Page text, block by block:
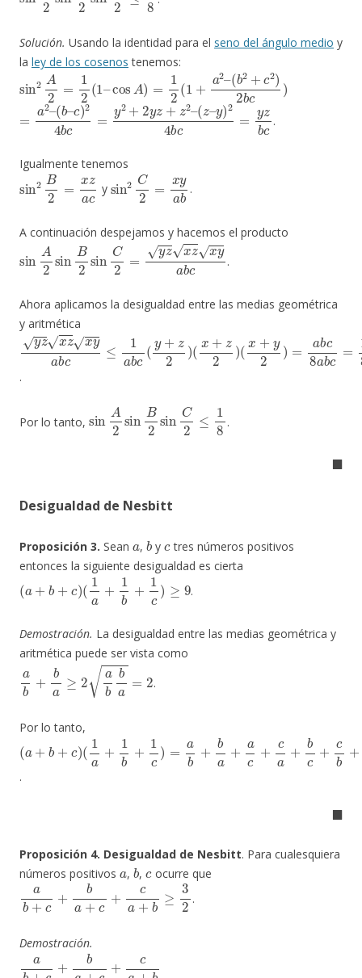
Solución. Usando la identidad para el seno del ángulo medio y
la ley de los cosenos tenemos:
sin2 A2 2 1 )= 1 + b2+c2)2bc
2–(b–c)2 =y2+2yz +z2–(z–
24bc=yzb
.
Igualmente tenemos
sin2 B2 zac
y
sin2 C2 yab
.
A continuación despejamos y hacemos el producto
A2 B2 C2 xzxyabc
.
Ahora aplicamos la desigualdad entre las medias geométrica
y aritmética
yzxzxyabc≤1 y+ z2)
x+z2)
x+y2)=abc8a 1
.
Por lo tanto,
sin A2 sin B2 sin C2 8
.
◼
Desigualdad de Nesbitt
Proposición 3. Sean ,
b
y tres números positivos
entonces la siguiente desigualdad es cierta
(a + 1a +1 1 9
.
Demostración. La desigualdad entre las medias geométrica y
aritmética puede ser vista como
ab a ab ba=2
.
Por lo tanto,
(a +
(1 1 1 c = +b a c + +c 3≥ 3=
.
◼
Proposición 4. Desigualdad de Nesbitt. Para cualesquiera
números positivos
a
,
b
,
c
ocurre que
b+ c+ 3
.
Demostración.
b+ c+